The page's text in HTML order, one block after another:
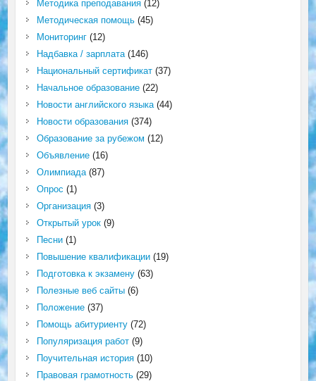
Методика преподавания(12)
Методическая помощь(45)
Мониторинг(12)
Надбавка / зарплата(146)
Национальный сертификат(37)
Начальное образование(22)
Новости английского языка(44)
Новости образования(374)
Образование за рубежом (12)
Объявление(16)
Олимпиада(87)
Опрос (1)
Организация(3)
Открытый урок(9)
Песни(1)
Повышение квалификации(19)
Подготовка к экзамену(63)
Полезные веб сайты(6)
Положение(37)
Помощь абитуриенту(72)
Популяризация работ(9)
Поучительная история(10)
Правовая грамотность(29)